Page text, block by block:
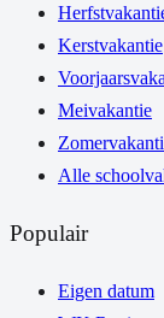
Kerstvakantie
Meivakantie
Alle
Populair
Eigen datum